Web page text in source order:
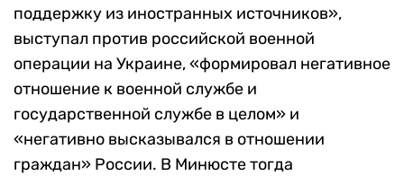
поддержку из иностранных источников»,
выступал против российской военной
операции на Украине, «формировал негативное
отношение к военной службе и
государственной службе в целом» и
«негативно высказывался в отношении
граждан» России. В Минюсте тогда